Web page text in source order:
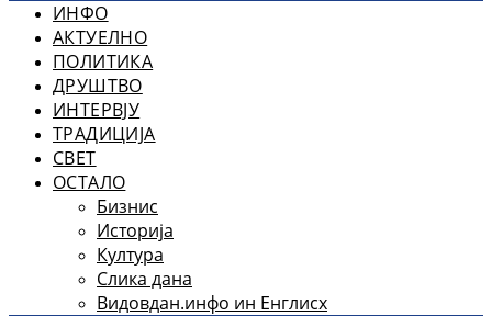
ИНФО
АКТУЕЛНО
ПОЛИТИКА
ДРУШТВО
ИНТЕРВЈУ
ТРАДИЦИЈА
СВЕТ
ОСТАЛО
Бизнис
Историја
Култура
Слика дана
Видовдан.инфо ин Енглисх